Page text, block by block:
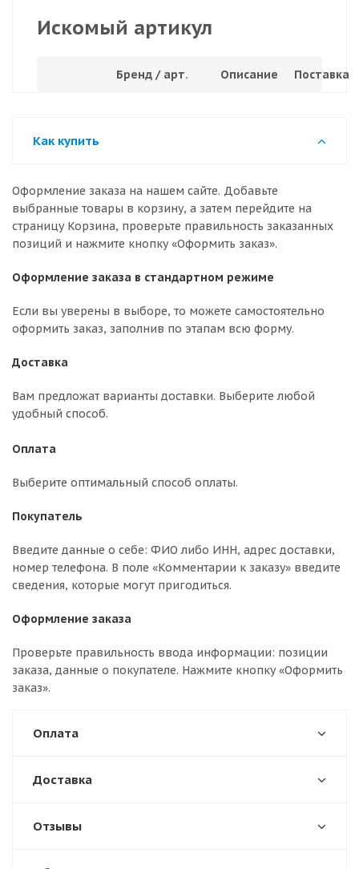
Искомый артикул
Бренд / арт. Описание Поставка
Как купить
Оформление заказа на нашем сайте. Добавьте
выбранные товары в корзину, а затем перейдите на
страницу Корзина, проверьте правильность заказанных
позиций и нажмите кнопку «Оформить заказ».
Оформление заказа в стандартном режиме
Если вы уверены в выборе, то можете самостоятельно
оформить заказ, заполнив по этапам всю форму.
Доставка
Вам предложат варианты доставки. Выберите любой
удобный способ.
Оплата
Выберите оптимальный способ оплаты.
Покупатель
Введите данные о себе: ФИО либо ИНН, адрес доставки,
номер телефона. В поле «Комментарии к заказу» введите
сведения, которые могут пригодиться.
Оформление заказа
Проверьте правильность ввода информации: позиции
заказа, данные о покупателе. Нажмите кнопку «Оформить
заказ».
Оплата
Доставка
Отзывы